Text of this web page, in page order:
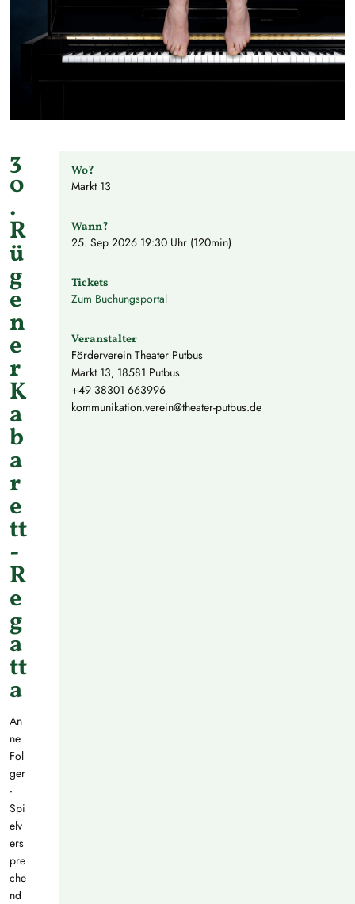
3
0
.
R
ü
g
e
n
e
r
K
a
b
a
r
e
tt
-
R
e
g
a
tt
a
An
ne
Fol
ger
-
Spi
elv
ers
pre
che
nd
Wo?
Markt 13
Wann?
25. Sep 2026 19:30 Uhr (120min)
Tickets
Zum Buchungsportal
Veranstalter
Förderverein Theater Putbus
Markt 13, 18581 Putbus
+49 38301 663996
kommunikation.verein@theater-putbus.de